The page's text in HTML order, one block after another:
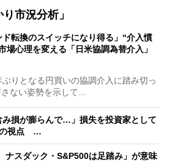
市況分析」
ド転換のスイッチになり得る」“介入慣
場心理を変える「日米協調為替介入」
りとなる円買いの協調介入に踏み切っ
ない姿勢を示して…
み損が膨らんで…」損失を投資家として
の視点 …
ナスダック・S&P500は足踏み」が意味